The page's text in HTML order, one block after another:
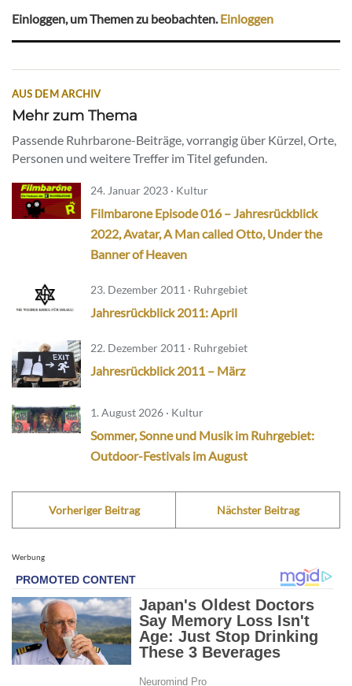
Einloggen, um Themen zu beobachten.Einloggen
AUS DEM ARCHIV
Mehr zum Thema
Passende Ruhrbarone-Beiträge, vorrangig über Kürzel, Orte,
Personen und weitere Treffer im Titel gefunden.
24. Januar 2023 · Kultur
Filmbarone Episode 016 – Jahresrückblick
2022, Avatar, A Man called Otto, Under the
Banner of Heaven
23. Dezember 2011 · Ruhrgebiet
Jahresrückblick 2011: April
22. Dezember 2011 · Ruhrgebiet
Jahresrückblick 2011 – März
1. August 2026 · Kultur
Sommer, Sonne und Musik im Ruhrgebiet:
Outdoor-Festivals im August
Vorheriger Beitrag Nächster Beitrag
Werbung